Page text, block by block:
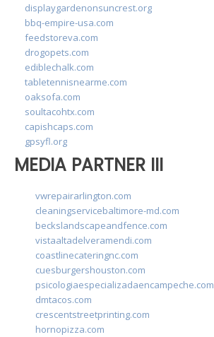
displaygardenonsuncrest.org
bbq-empire-usa.com
feedstoreva.com
drogopets.com
ediblechalk.com
tabletennisnearme.com
oaksofa.com
soultacohtx.com
capishcaps.com
gpsyfl.org
MEDIA PARTNER III
vwrepairarlington.com
cleaningservicebaltimore-md.com
beckslandscapeandfence.com
vistaaltadelveramendi.com
coastlinecateringnc.com
cuesburgershouston.com
psicologiaespecializadaencampeche.com
dmtacos.com
crescentstreetprinting.com
hornopizza.com